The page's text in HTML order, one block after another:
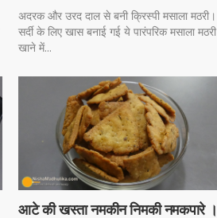
अदरक और उरद दाल से बनी क्रिस्पी मसाला मठरी।
सर्दी के लिए खास बनाई गई ये पारंपरिक मसाला मठरी
खाने में...
आटे की खस्ता नमकीन निमकी नमकपारे ।